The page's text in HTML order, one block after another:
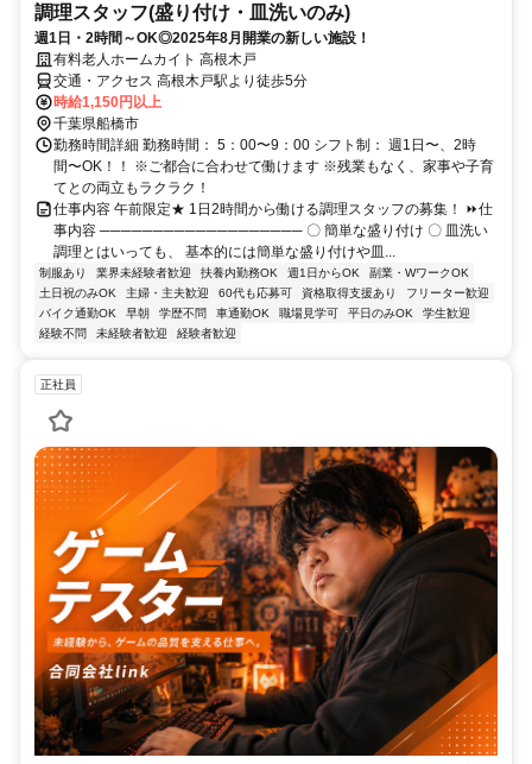
調理スタッフ(盛り付け・皿洗いのみ)
週1日・2時間～OK◎2025年8月開業の新しい施設！
有料老人ホームカイト 高根木戸
交通・アクセス 高根木戸駅より徒歩5分
時給1,150円以上
千葉県船橋市
勤務時間詳細 勤務時間： 5：00〜9：00 シフト制： 週1日〜、2時
間〜OK！！ ※ご都合に合わせて働けます ※残業もなく、家事や子育
てとの両立もラクラク！
仕事内容 午前限定★ 1日2時間から働ける調理スタッフの募集！ ⏩仕
事内容 ─────────────────── 〇 簡単な盛り付け 〇 皿洗い
調理とはいっても、 基本的には簡単な盛り付けや皿...
制服あり 業界未経験者歓迎 扶養内勤務OK 週1日からOK
副業・WワークOK
土日祝のみOK
主婦・主夫歓迎 60代も応募可 資格取得支援あり
フリーター歓迎
バイク通勤OK
早朝 学歴不問 車通勤OK 職場見学可 平日のみOK
学生歓迎
経験不問
未経験者歓迎 経験者歓迎
正社員